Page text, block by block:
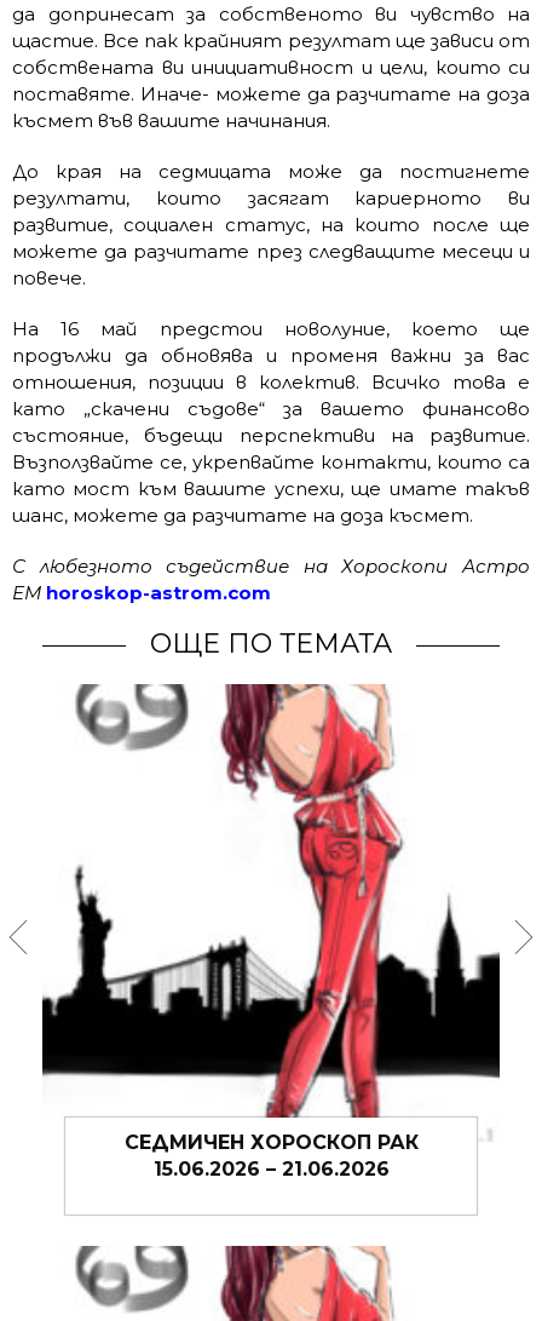
да допринесат за собственото ви чувство на
щастие. Все пак крайният резултат ще зависи от
собствената ви инициативност и цели, които си
поставяте. Иначе- можете да разчитате на доза
късмет във вашите начинания.
До края на седмицата може да постигнете
резултати, които засягат кариерното ви
развитие, социален статус, на които после ще
можете да разчитате през следващите месеци и
повече.
На 16 май предстои новолуние, което ще
продължи да обновява и променя важни за вас
отношения, позиции в колектив. Всичко това е
като „скачени съдове“ за вашето финансово
състояние, бъдещи перспективи на развитие.
Възползвайте се, укрепвайте контакти, които са
като мост към вашите успехи, ще имате такъв
шанс, можете да разчитате на доза късмет.
С любезното съдействие на Хороскопи Астро
ЕМ horoskop-astrom.com
ОЩЕ ПО ТЕМАТА
СЕДМИЧЕН ХОРОСКОП РАК
08.06.2026 – 14.06.2026